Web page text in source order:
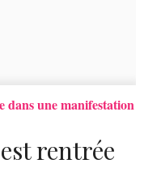
dans une manifestation
rentrée